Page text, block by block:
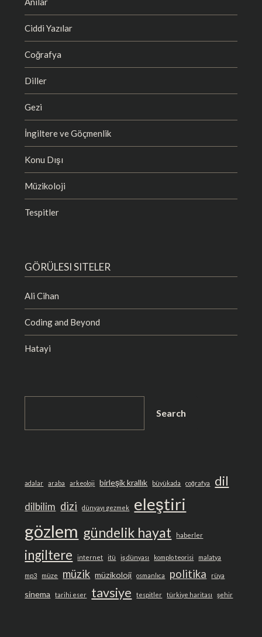
Ciddi Yazılar
Coğrafya
Diller
Gezi
İngiltere ve Göçmenlik
Konu Dışı
Müzikoloji
Tespitler
GÖRÜLESI SITELER
Ali Cihan
Coding and Beyond
Hatayi
Search
adalar araba arkeoloji birleşik krallık büyükada coğrafya dil
dilbilim dizi dünyayı gezmek eleştiri
gözlem gündelik hayat haberler
ingiltere internet itü iş dünyası komplo teorisi malatya
mp3 müze müzik müzikoloji osmanlıca politika rüya
sinema tarihi eser tavsiye tespitler türkiye haritası şehir